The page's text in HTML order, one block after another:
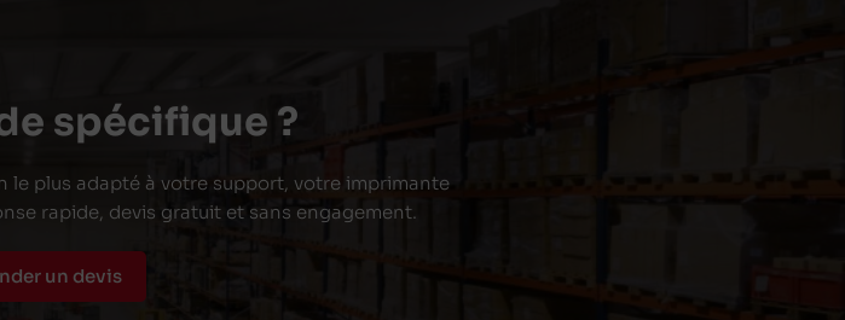
spécifique ?
le plus adapté à votre support, votre imprimante
rapide, devis gratuit et sans engagement.
un devis